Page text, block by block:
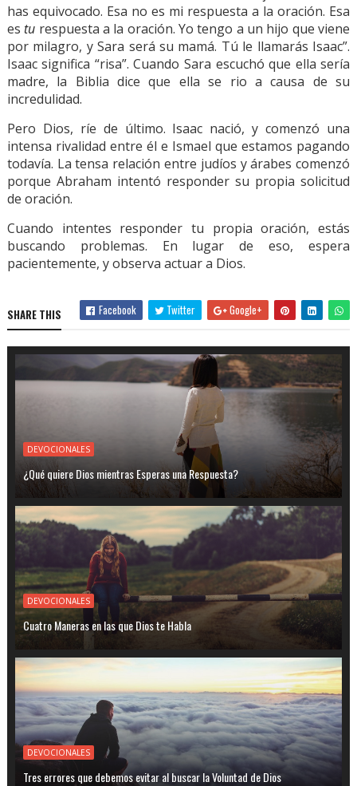
has equivocado. Esa no es mi respuesta a la oración. Esa
estu respuesta a la oración. Yo tengo a un hijo que viene
por milagro, y Sara será su mamá. Tú le llamarás Isaac”.
Isaac significa “risa”. Cuando Sara escuchó que ella sería
madre, la Biblia dice que ella se rio a causa de su
incredulidad.
Pero Dios, ríe de último. Isaac nació, y comenzó una
intensa rivalidad entre él e Ismael que estamos pagando
todavía. La tensa relación entre judíos y árabes comenzó
porque Abraham intentó responder su propia solicitud
de oración.
Cuando intentes responder tu propia oración, estás
buscando problemas. En lugar de eso, espera
pacientemente, y observa actuar a Dios.
SHARE THIS Facebook Twitter Google+
DEVOCIONALES
¿Qué quiere Dios mientras Esperas una Respuesta?
DEVOCIONALES
Cuatro Maneras en las que Dios te Habla
DEVOCIONALES
Tres errores que debemos evitar al buscar la Voluntad de Dios